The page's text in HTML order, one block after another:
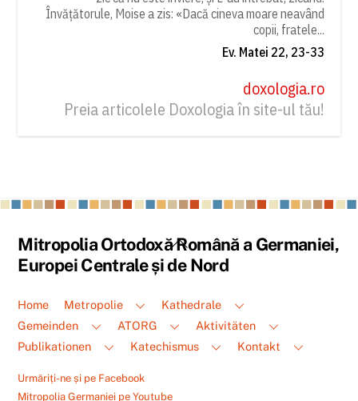
Învățătorule, Moise a zis: «Dacă cineva moare neavând
copii, fratele...
Ev. Matei 22, 23-33
doxologia.ro
Preia articolele Doxologia în site-ul tău!
Back
To
Mitropolia Ortodoxă Română a Germaniei,
Europei Centrale și de Nord
Home Metropolie
Kathedrale
Gemeinden
ATORG
Aktivitäten
Publikationen
Katechismus Kontakt
Urmăriți-ne și pe Facebook
Mitropolia Germaniei pe Youtube